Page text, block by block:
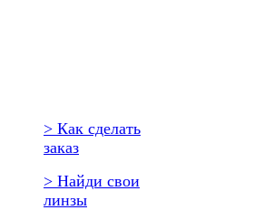
> Как сделать
заказ
> Найди свои
линзы